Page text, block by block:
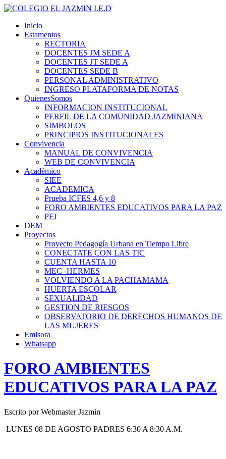
Inicio
Estamentos
RECTORIA
DOCENTES JM SEDE A
DOCENTES JT SEDE A
DOCENTES SEDE B
PERSONAL ADMINISTRATIVO
INGRESO PLATAFORMA DE NOTAS
QuienesSomos
INFORMACION INSTITUCIONAL
PERFIL DE LA COMUNIDAD JAZMINIANA
SIMBOLOS
PRINCIPIOS INSTITUCIONALES
Convivencia
MANUAL DE CONVIVENCIA
WEB DE CONVIVENCIA
Académico
SIEE
ACADEMICA
Prueba ICFES 4,6 y 8
FORO AMBIENTES EDUCATIVOS PARA LA PAZ
PEI
DEM
Proyectos
Proyecto Pedagogía Urbana en Tiempo Libre
CONECTATE CON LAS TIC
CUENTA HASTA 10
MEC -HERMES
VOLVIENDO A LA PACHAMAMA
HUERTA ESCOLAR
SEXUALIDAD
GESTION DE RIESGOS
OBSERVATORIO DE DERECHOS HUMANOS DE
LAS MUJERES
Emisora
Whatsapp
FORO AMBIENTES
EDUCATIVOS PARA LA PAZ
Escrito por Webmaster Jazmin
LUNES 08 DE AGOSTO PADRES 6:30 A 8:30 A.M.